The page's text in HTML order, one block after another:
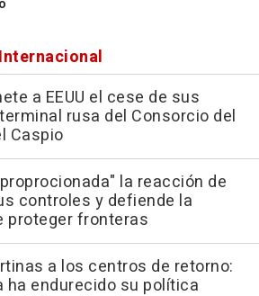
a EEUU el cese de sus
rusa del Consorcio del
Caspio
la reacción de
controles y defiende la
proteger fronteras
a los centros de retorno:
ha endurecido su política